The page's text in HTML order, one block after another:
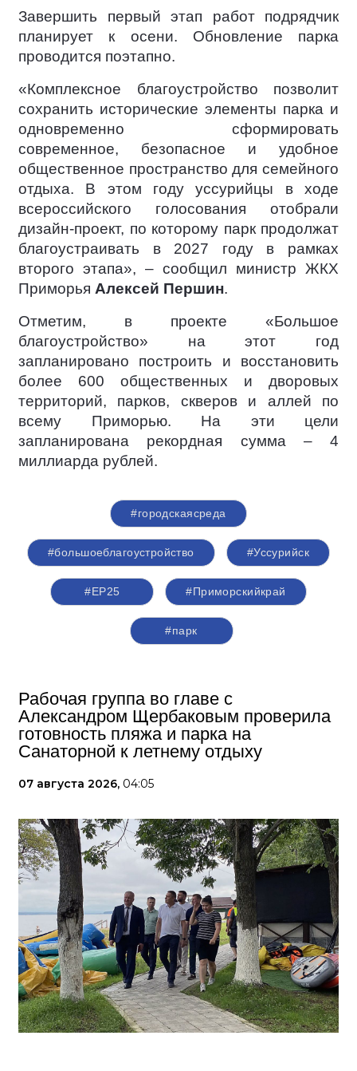
Завершить первый этап работ подрядчик
планирует к осени. Обновление парка
проводится поэтапно.
«Комплексное благоустройство позволит
сохранить исторические элементы парка и
одновременно сформировать
современное, безопасное и удобное
общественное пространство для семейного
отдыха. В этом году уссурийцы в ходе
всероссийского голосования отобрали
дизайн-проект, по которому парк продолжат
благоустраивать в 2027 году в рамках
второго этапа», – сообщил министр ЖКХ
Приморья Алексей Першин.
Отметим, в проекте «Большое
благоустройство» на этот год
запланировано построить и восстановить
более 600 общественных и дворовых
территорий, парков, скверов и аллей по
всему Приморью. На эти цели
запланирована рекордная сумма – 4
миллиарда рублей.
#городскаясреда
#большоеблагоустройство #Уссурийск
#ЕР25 #Приморскийкрай
#парк
Рабочая группа во главе с
Александром Щербаковым проверила
готовность пляжа и парка на
Санаторной к летнему отдыху
07 августа 2026, 04:05